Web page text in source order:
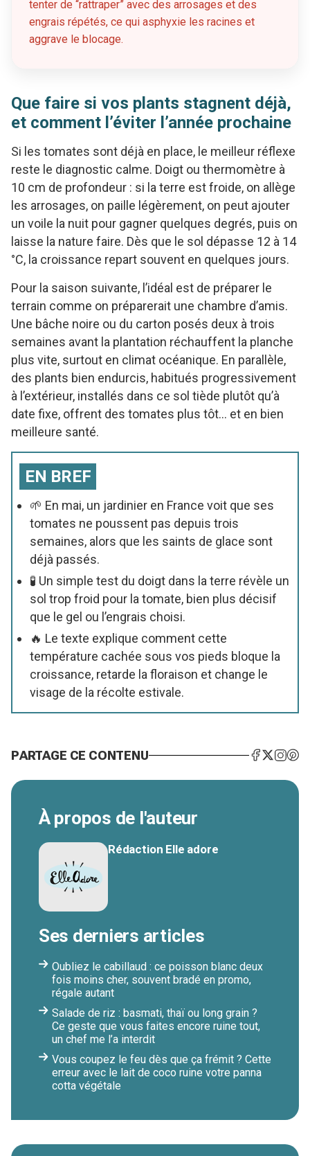
tenter de “rattraper” avec des arrosages et des
engrais répétés, ce qui asphyxie les racines et
aggrave le blocage.
Que faire si vos plants stagnent déjà,
et comment l’éviter l’année prochaine
Si les tomates sont déjà en place, le meilleur réflexe
reste le diagnostic calme. Doigt ou thermomètre à
10 cm de profondeur : si la terre est froide, on allège
les arrosages, on paille légèrement, on peut ajouter
un voile la nuit pour gagner quelques degrés, puis on
laisse la nature faire. Dès que le sol dépasse 12 à 14
°C, la croissance repart souvent en quelques jours.
Pour la saison suivante, l’idéal est de préparer le
terrain comme on préparerait une chambre d’amis.
Une bâche noire ou du carton posés deux à trois
semaines avant la plantation réchauffent la planche
plus vite, surtout en climat océanique. En parallèle,
des plants bien endurcis, habitués progressivement
à l’extérieur, installés dans ce sol tiède plutôt qu’à
date fixe, offrent des tomates plus tôt… et en bien
meilleure santé.
EN BREF
🌱 En mai, un jardinier en France voit que ses
tomates ne poussent pas depuis trois
semaines, alors que les saints de glace sont
déjà passés.
🧪 Un simple test du doigt dans la terre révèle un
sol trop froid pour la tomate, bien plus décisif
que le gel ou l’engrais choisi.
🔥 Le texte explique comment cette
température cachée sous vos pieds bloque la
croissance, retarde la floraison et change le
visage de la récolte estivale.
PARTAGE CE CONTENU
À propos de l'auteur
Rédaction Elle adore
Ses derniers articles
Oubliez le cabillaud : ce poisson blanc deux
fois moins cher, souvent bradé en promo,
régale autant
Salade de riz : basmati, thaï ou long grain ?
Ce geste que vous faites encore ruine tout,
un chef me l’a interdit
Vous coupez le feu dès que ça frémit ? Cette
erreur avec le lait de coco ruine votre panna
cotta végétale